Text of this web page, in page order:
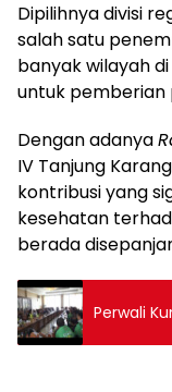
Dipilihnya divisi
salah satu
banyak wilayah
untuk pemberian
Dengan adanya
IV Tanjung
kontribusi yang
kesehatan
berada
Perwali